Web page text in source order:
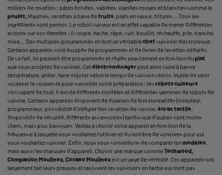
milliers de recettes : pâtes brisées, sablées, viandes rouges et blanches comme le
poulet, légumes, recettes à base defruits , plats en sauce, fritures… Tous les
ingrédients sont permis. Le robot cuiseur est en effet capable de mener différentes
actions sur vos denrées : il coupe, hache, râpe, cuit, bouillit, réchauffe, pile, tranche,
mixe… Ses multiples programmes en font un véritablechefcuisinier électronique.
Certains appareils sont équipés de programmes et de livres de recettes intégrés.
De ce fait, ils peuvent être programmés et réglés exactement en fonction duplat
que vous projetez de cuisiner. Cetélectroménager peut ainsi cuire à basse
température, griller, faire mijoter selon le temps de cuisson choisi. Inutile de venir
soulever le couvercle pour surveiller votre préparation : les robots cuiseurs
s’occupent de tout. Il existe différents modèles et différentes gammes de robots de
cuisine. Certains appareils disposent de dizaines de fonctionnalités (minuteur,
programmeur, possibilité d’intégrer des recettes de cuisine, écran tactile
dispositifs de sécurité, différents accessoires) tandis que d’autres sont moins
chers, mais plus basiques. Veillez à choisir votre appareil en fonction de la
fréquence à laquelle vous souhaitez l’utiliser et du nombre de convives pour qui
vous souhaitez cuisiner. Enfin, nous vous conseillons de comparer les modèles
mais aussi les marques d’appareil. Choisir une marque commeTechwood,
Companion Moulinex, Cookeo Moulinexest un gage de sérénité. Ces appareils ont
largement fait leurs preuves et ravissent les cuisiniers en herbe qui n’ont pas